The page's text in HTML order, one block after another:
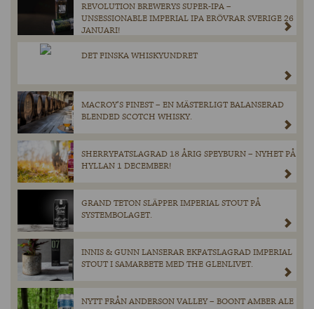
REVOLUTION BREWERYS SUPER-IPA –
UNSESSIONABLE IMPERIAL IPA ERÖVRAR SVERIGE 26
JANUARI!
DET FINSKA WHISKYUNDRET
MACROY’S FINEST – EN MÄSTERLIGT BALANSERAD
BLENDED SCOTCH WHISKY.
SHERRYFATSLAGRAD 18 ÅRIG SPEYBURN – NYHET PÅ
HYLLAN 1 DECEMBER!
GRAND TETON SLÄPPER IMPERIAL STOUT PÅ
SYSTEMBOLAGET.
INNIS & GUNN LANSERAR EKFATSLAGRAD IMPERIAL
STOUT I SAMARBETE MED THE GLENLIVET.
NYTT FRÅN ANDERSON VALLEY – BOONT AMBER ALE